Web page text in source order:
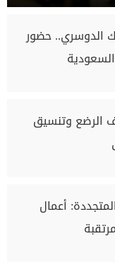
الدوسري.. حضور
الرضع وتنسيق
أعمال